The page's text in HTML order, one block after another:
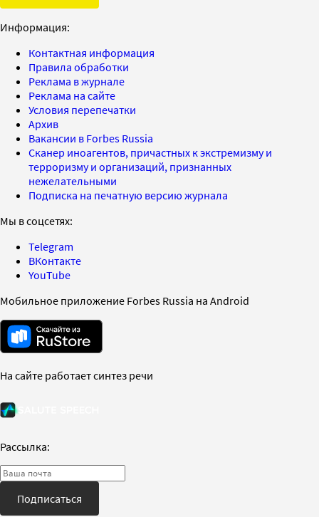
Информация:
Контактная информация
Правила обработки
Реклама в журнале
Реклама на сайте
Условия перепечатки
Архив
Вакансии в Forbes Russia
Сканер иноагентов, причастных к экстремизму и
терроризму и организаций, признанных
нежелательными
Подписка на печатную версию журнала
Мы в соцсетях:
Telegram
ВКонтакте
YouTube
Мобильное приложение Forbes Russia на Android
На сайте работает синтез речи
Рассылка:
Подписаться